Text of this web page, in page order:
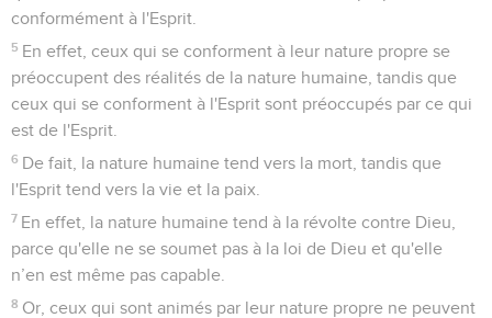
conformément à l'Esprit.
5 En effet, ceux qui se conforment à leur nature propre se
préoccupent des réalités de la nature humaine, tandis que
ceux qui se conforment à l'Esprit sont préoccupés par ce qui
est de l'Esprit.
6 De fait, la nature humaine tend vers la mort, tandis que
l'Esprit tend vers la vie et la paix.
7 En effet, la nature humaine tend à la révolte contre Dieu,
parce qu'elle ne se soumet pas à la loi de Dieu et qu'elle
n’en est même pas capable.
8 Or, ceux qui sont animés par leur nature propre ne peuvent